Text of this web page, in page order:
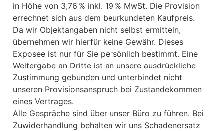
in Höhe von 3,76 % inkl. 19 % MwSt. Die Provision
errechnet sich aus dem beurkundeten Kaufpreis.
Da wir Objektangaben nicht selbst ermitteln,
übernehmen wir hierfür keine Gewähr. Dieses
Exposee ist nur für Sie persönlich bestimmt. Eine
Weitergabe an Dritte ist an unsere ausdrückliche
Zustimmung gebunden und unterbindet nicht
unseren Provisionsanspruch bei Zustandekommen
eines Vertrages.
Alle Gespräche sind über unser Büro zu führen. Bei
Zuwiderhandlung behalten wir uns Schadenersatz